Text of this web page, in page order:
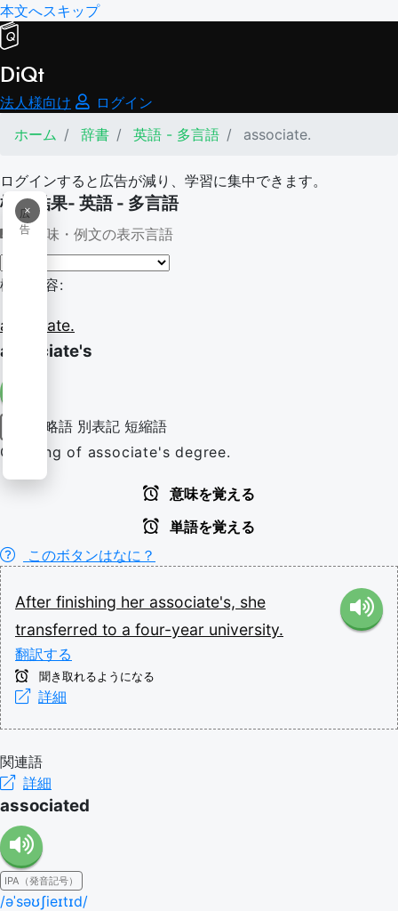
本文へスキップ
DiQt
法人様向け
ログイン
ホーム
辞書 英語 - 多言語 associate.
ログインすると広告が減り、学習に集中できます。
×
広
告
検索結果- 英語 - 多言語
意味・例文の表示言語
検索内容:
associate.
associate's
略語 別表記 短縮語
Clipping of associate's degree.
意味を覚える
単語を覚える
このボタンはなに？
After finishing her associate's, she
transferred to a four-year university.
翻訳する
聞き取れるようになる
詳細
関連語
詳細
associated
IPA（発音記号）
/əˈsəʊʃieɪtɪd/